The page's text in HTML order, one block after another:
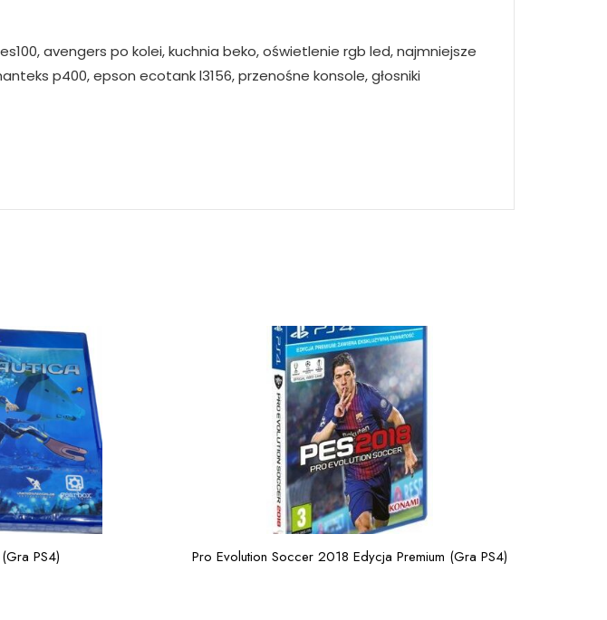
avengers po kolei, kuchnia beko, oświetlenie rgb led, najmniejsze
p400, epson ecotank l3156, przenośne konsole, głosniki
PS4) Pro Evolution Soccer 2018 Edycja Premium (Gra PS4)